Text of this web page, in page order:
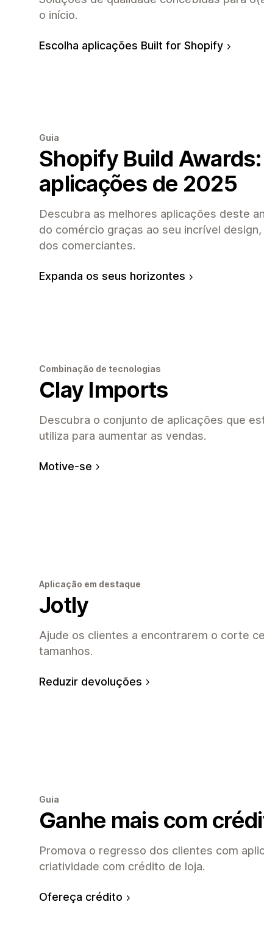
o início.
Escolha aplicações Built for Shopify
Guia
Shopify Build
aplicações de 2025
Descubra as melhores aplicações deste
do comércio graças ao seu incrível
dos comerciantes.
Expanda os seus horizontes
Combinação de tecnologias
Clay Imports
Descubra o conjunto de aplicações que
utiliza para aumentar as vendas.
Motive-se
Aplicação em destaque
Jotly
Ajude os clientes a encontrarem o corte
tamanhos.
Reduzir devoluções
Guia
Ganhe mais com
Promova o regresso dos clientes com
criatividade com crédito de loja.
Ofereça crédito